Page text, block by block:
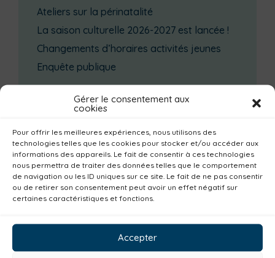
Gérer le consentement aux
cookies
Pour offrir les meilleures expériences, nous utilisons des
technologies telles que les cookies pour stocker et/ou accéder aux
informations des appareils. Le fait de consentir à ces technologies
nous permettra de traiter des données telles que le comportement
de navigation ou les ID uniques sur ce site. Le fait de ne pas consentir
ou de retirer son consentement peut avoir un effet négatif sur
certaines caractéristiques et fonctions.
Accepter
Ateliers sur la périnatalité
La saison culturelle 2026-2027 est lancée !
Changements d’horaires activités jeunes
Enquête publique
Catégories actualités / agenda
Institutionnel
Culture
Non classé
Solidarité
Tourisme
Centre aquatique
Environnement
Mobilité
Petite enfance
Santé
Plan climat
Alimentation
Communes
Consommer local